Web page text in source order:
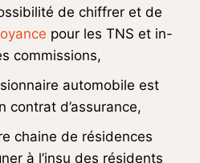
de chiffrer et de
pour les TNS et in-
commissions,
automobile est
contrat d’assurance,
chaine de résidences
à l’insu des résidents